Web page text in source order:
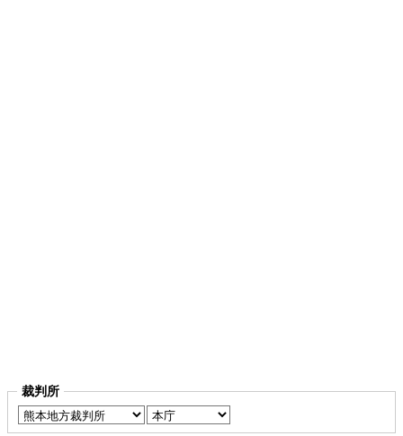
裁判所